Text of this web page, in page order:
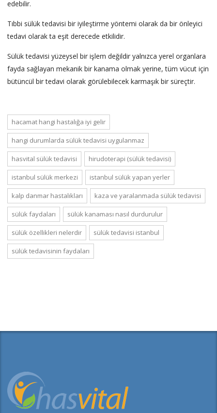
edebilir.
Tıbbi sülük tedavisi bir iyileştirme yöntemi olarak da bir önleyici
tedavi olarak ta eşit derecede etkilidir.
Sülük tedavisi yüzeysel bir işlem değildir yalnızca yerel organlara
fayda sağlayan mekanik bir kanama olmak yerine, tüm vücut için
bütüncül bir tedavi olarak görülebilecek karmaşık bir süreçtir.
hacamat hangi hastalığa iyi gelir
hangi durumlarda sülük tedavisi uygulanmaz
hasvital sülük tedavisi hirudoterapi (sülük tedavisi)
istanbul sülük merkezi istanbul sülük yapan yerler
kalp danmar hastalıkları kaza ve yaralanmada sülük tedavisi
sülük faydaları sülük kanaması nasıl durdurulur
sülük özellikleri nelerdir sülük tedavisi istanbul
sülük tedavisinin faydaları